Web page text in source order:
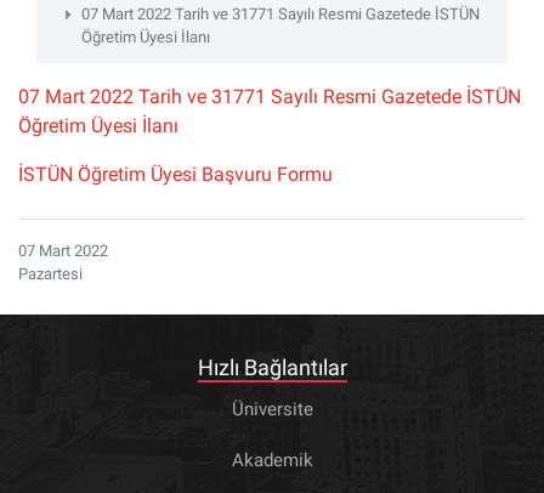
07 Mart 2022 Tarih ve 31771 Sayılı Resmi Gazetede İSTÜN
Öğretim Üyesi İlanı
07 Mart 2022 Tarih ve 31771 Sayılı Resmi Gazetede İSTÜN
Öğretim Üyesi İlanı
İSTÜN Öğretim Üyesi Başvuru Formu
07 Mart 2022
Pazartesi
Hızlı Bağlantılar
Üniversite
Akademik